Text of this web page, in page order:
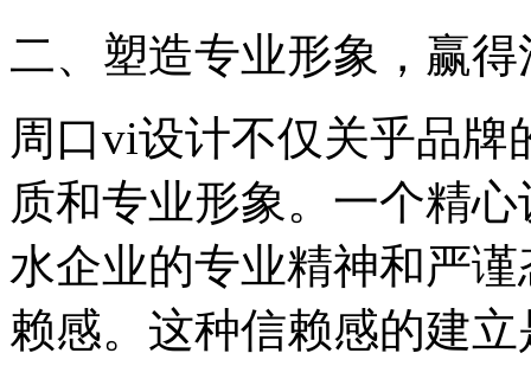
二、塑造专业形象，赢
周口vi设计不仅关乎品
质和专业形象。一个精
水企业的专业精神和严
赖感。这种信赖感的建